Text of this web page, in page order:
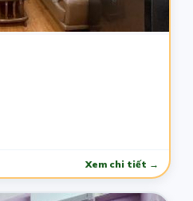
Xem chi tiết →